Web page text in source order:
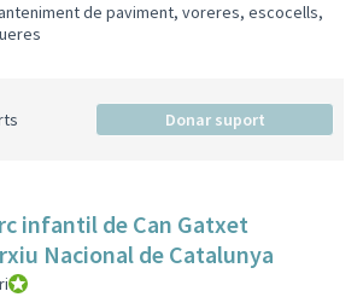
de paviment, voreres, escocells,
Donar suport
infantil de Can Gatxet
Nacional de Catalunya
Consell de Barri